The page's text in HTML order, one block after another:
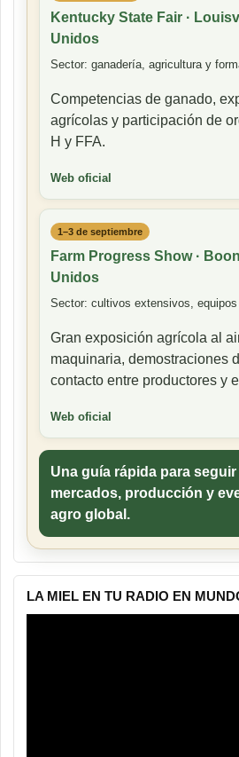
Kentucky State Fair ·
Unidos
Sector: ganadería, agricultura y
Competencias de ganado,
agrícolas y participación de
H y FFA.
Web oficial
1–3 de septiembre
Farm Progress Show ·
Unidos
Sector: cultivos extensivos,
Gran exposición agrícola al
maquinaria, demostraciones
contacto entre productores y
Web oficial
Una guía rápida para seguir
mercados, producción y
agro global.
LA MIEL EN TU RADIO EN